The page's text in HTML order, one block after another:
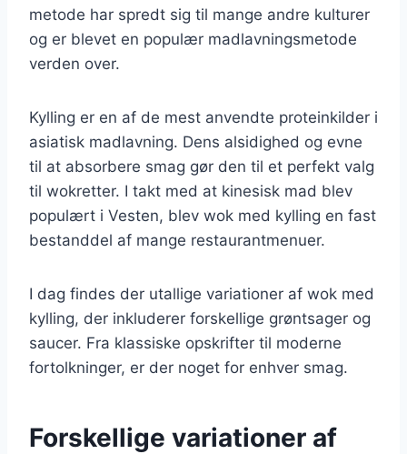
metode har spredt sig til mange andre kulturer
og er blevet en populær madlavningsmetode
verden over.
Kylling er en af de mest anvendte proteinkilder i
asiatisk madlavning. Dens alsidighed og evne
til at absorbere smag gør den til et perfekt valg
til wokretter. I takt med at kinesisk mad blev
populært i Vesten, blev wok med kylling en fast
bestanddel af mange restaurantmenuer.
I dag findes der utallige variationer af wok med
kylling, der inkluderer forskellige grøntsager og
saucer. Fra klassiske opskrifter til moderne
fortolkninger, er der noget for enhver smag.
Forskellige variationer af